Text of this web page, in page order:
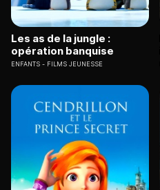
Les as de la jungle :
opération banquise
ENFANTS FILMS JEUNESSE